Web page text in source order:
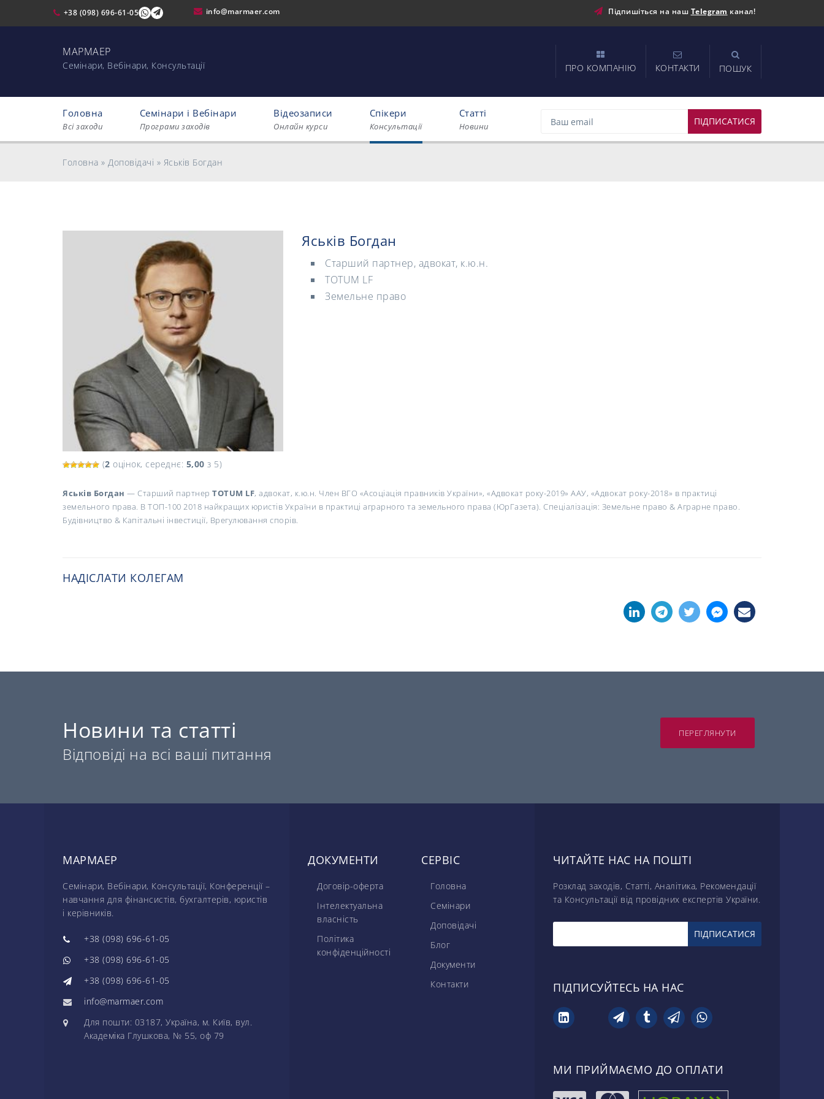
+38 (098) 696-61-05 info@marmaer.com Підпишіться на наш Telegram канал!
МАРМАЕР
Cемінари, Вебінари, Консультації ПРО КОМПАНІЮ КОНТАКТИ ПОШУК
Головна
Всі заходи
Семінари і Вебінари
Програми заходів
Відеозаписи
Онлайн курси
Спікери
Консультації
Статті
Новини
Головна » Доповідачі » Яськів Богдан
(2 оцінок, середнє: 5,00 з 5)
Яськів Богдан
Старший партнер, адвокат, к.ю.н.
TOTUM LF
Земельне право
Яськів Богдан — Старший партнер TOTUM LF, адвокат, к.ю.н. Член ВГО «Асоціація правників України», «Адвокат року-2019» ААУ, «Адвокат року-2018» в практиці
земельного права. В ТОП-100 2018 найкращих юристів України в практиці аграрного та земельного права (ЮрГазета). Спеціалізація: Земельне право & Аграрне право.
Будівництво & Капітальні інвестиції, Врегулювання спорів.
НАДІСЛАТИ КОЛЕГАМ
Новини та статті
Відповіді на всі ваші питання
ПЕРЕГЛЯНУТИ
МАРМАЕР
Семінари, Вебінари, Консультації, Конференції –
навчання для фінансистів, бухгалтерів, юристів
і керівників.
+38 (098) 696-61-05
+38 (098) 696-61-05
+38 (098) 696-61-05
info@marmaer.com
Для пошти: 03187, Україна, м. Київ, вул.
Академіка Глушкова, № 55, оф 79
ДОКУМЕНТИ
Договір-оферта
Інтелектуальна
власність
Політика
конфіденційності
СЕРВІС
Головна
Семінари
Доповідачі
Блог
Документи
Контакти
ЧИТАЙТЕ НАС НА ПОШТІ
Розклад заходів, Статті, Аналітика, Рекомендації
та Консультації від провідних експертів України.
ПІДПИСУЙТЕСЬ НА НАС
МИ ПРИЙМАЄМО ДО ОПЛАТИ